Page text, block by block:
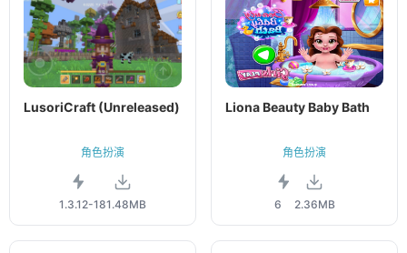
LusoriCraft (Unreleased)
角色扮演
1.3.12-181.48MB
Liona Beauty Baby Bath
角色扮演
6 2.36MB